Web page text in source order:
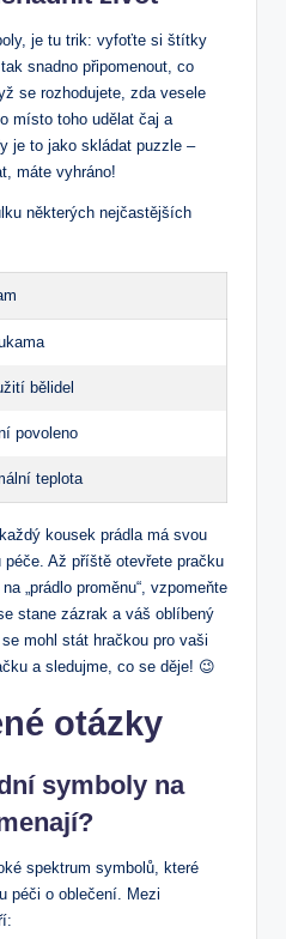
je tu trik: vyfoťte si štítky
snadno připomenout, co
se rozhodujete, zda vesele
místo toho udělat čaj a
je to jako skládat puzzle –
máte vyhráno!
některých nejčastějších
bělidel
povoleno
teplota
kousek prádla má svou
Až příště otevřete pračku
„prádlo proměnu“, vzpomeňte
stane zázrak a váš oblíbený
mohl stát hračkou pro vaši
a sledujme, co se děje! 😉
otázky
symboly na
spektrum symbolů, které
péči o oblečení. Mezi